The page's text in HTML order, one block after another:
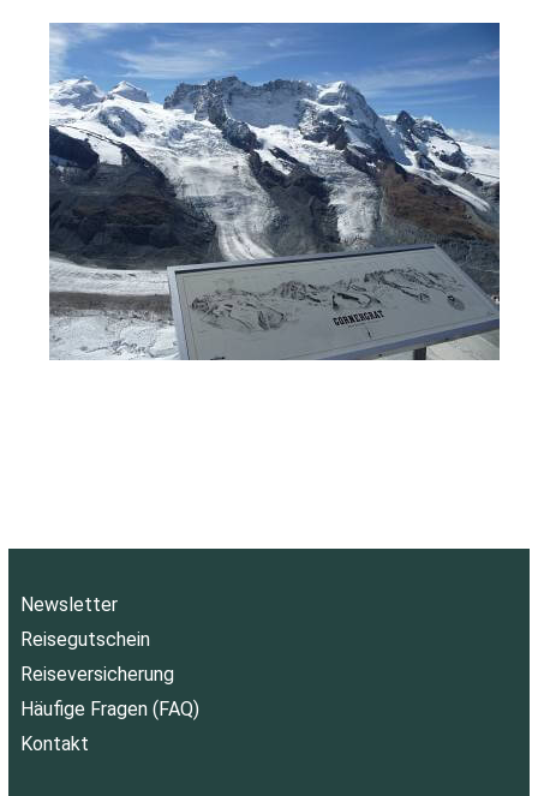
Newsletter
Reisegutschein
Reiseversicherung
Häufige Fragen (FAQ)
Kontakt